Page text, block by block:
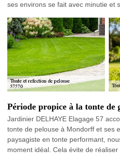
ses environs se fait avec minutie et
Période propice à la tonte de
Jardinier DELHAYE Elagage 57
tonte de pelouse à Mondorff et ses
paysagiste en tonte performant,
moment idéal. Cela évite de